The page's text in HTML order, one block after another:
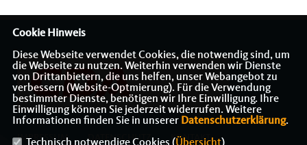
IMPRESSUM DATENSCHUTZ KONTAKT
Cookie Hinweis
Diese Webseite verwendet Cookies, die notwendig sind, um
die Webseite zu nutzen. Weiterhin verwenden wir Dienste
von Drittanbietern, die uns helfen, unser Webangebot zu
verbessern (Website-Optmierung). Für die Verwendung
bestimmter Dienste, benötigen wir Ihre Einwilligung. Ihre
Einwilligung können Sie jederzeit widerrufen. Weitere
Informationen finden Sie in unserer Datenschutzerklärung.